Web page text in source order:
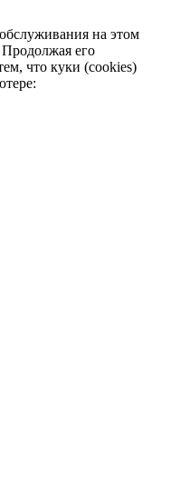
на этом
Продолжая его
что куки (cookies)